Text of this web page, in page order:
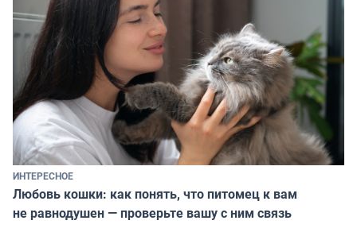
ИНТЕРЕСНОЕ
Любовь кошки: как понять, что питомец к вам
не равнодушен — проверьте вашу с ним связь